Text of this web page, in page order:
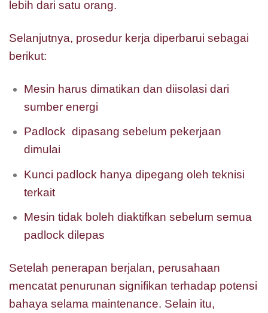
lebih dari satu orang.
Selanjutnya, prosedur kerja diperbarui sebagai
berikut:
Mesin harus dimatikan dan diisolasi dari
sumber energi
Padlock dipasang sebelum pekerjaan
dimulai
Kunci padlock hanya dipegang oleh teknisi
terkait
Mesin tidak boleh diaktifkan sebelum semua
padlock dilepas
Setelah penerapan berjalan, perusahaan
mencatat penurunan signifikan terhadap potensi
bahaya selama maintenance. Selain itu,